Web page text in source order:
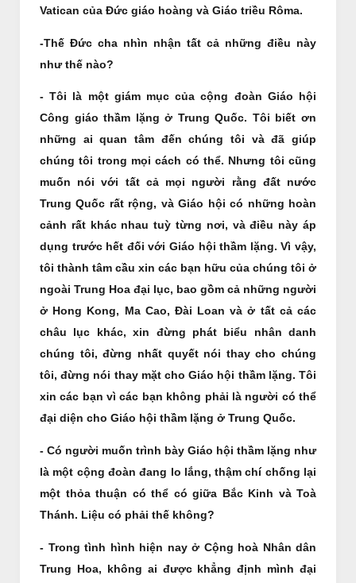
Vatican của Đức giáo hoàng và Giáo triều Rôma.
-Thế Đức cha nhìn nhận tất cả những điều này
như thế nào?
- Tôi là một giám mục của cộng đoàn Giáo hội
Công giáo thầm lặng ở Trung Quốc. Tôi biết ơn
những ai quan tâm đến chúng tôi và đã giúp
chúng tôi trong mọi cách có thể. Nhưng tôi cũng
muốn nói với tất cả mọi người rằng đất nước
Trung Quốc rất rộng, và Giáo hội có những hoàn
cảnh rất khác nhau tuỳ từng nơi, và điều này áp
dụng trước hết đối với Giáo hội thầm lặng. Vì vậy,
tôi thành tâm cầu xin các bạn hữu của chúng tôi ở
ngoài Trung Hoa đại lục, bao gồm cả những người
ở Hong Kong, Ma Cao, Đài Loan và ở tất cả các
châu lục khác, xin đừng phát biểu nhân danh
chúng tôi, đừng nhất quyết nói thay cho chúng
tôi, đừng nói thay mặt cho Giáo hội thầm lặng. Tôi
xin các bạn vì các bạn không phải là người có thể
đại diện cho Giáo hội thầm lặng ở Trung Quốc.
- Có người muốn trình bày Giáo hội thầm lặng như
là một cộng đoàn đang lo lắng, thậm chí chống lại
một thỏa thuận có thể có giữa Bắc Kinh và Toà
Thánh. Liệu có phải thế không?
- Trong tình hình hiện nay ở Cộng hoà Nhân dân
Trung Hoa, không ai được khẳng định mình đại